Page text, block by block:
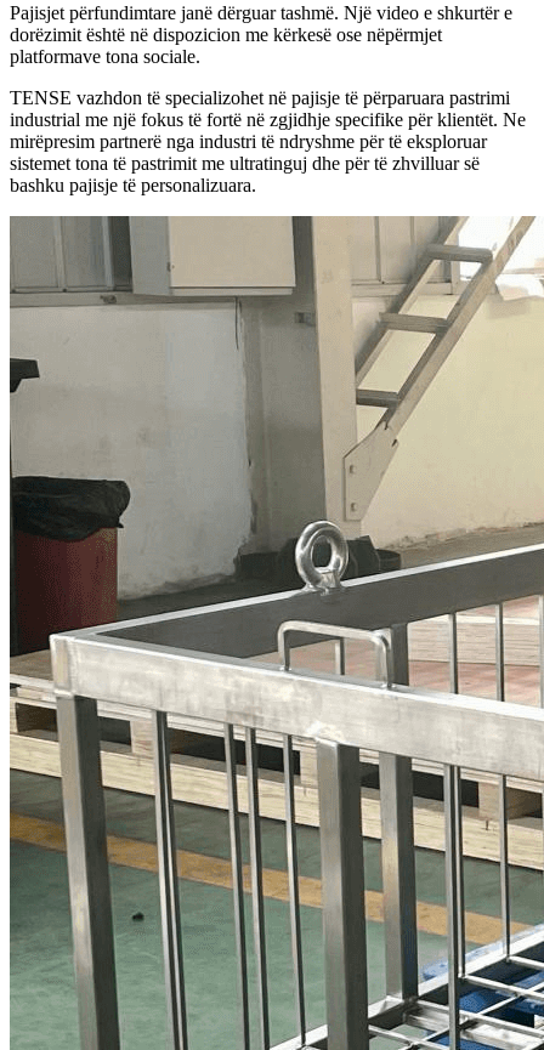
Pajisjet përfundimtare janë dërguar tashmë. Një video e shkurtër e
dorëzimit është në dispozicion me kërkesë ose nëpërmjet
platformave tona sociale.
TENSE vazhdon të specializohet në pajisje të përparuara pastrimi
industrial me një fokus të fortë në zgjidhje specifike për klientët. Ne
mirëpresim partnerë nga industri të ndryshme për të eksploruar
sistemet tona të pastrimit me ultratinguj dhe për të zhvilluar së
bashku pajisje të personalizuara.